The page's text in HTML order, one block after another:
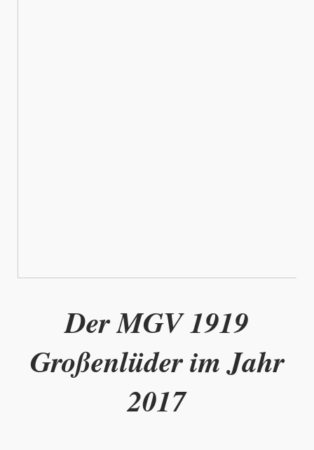
Der MGV 1919
Großenlüder im Jahr
2017